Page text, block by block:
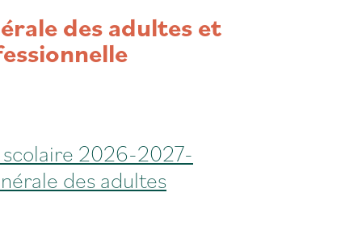
des adultes et
2026-2027-
des adultes